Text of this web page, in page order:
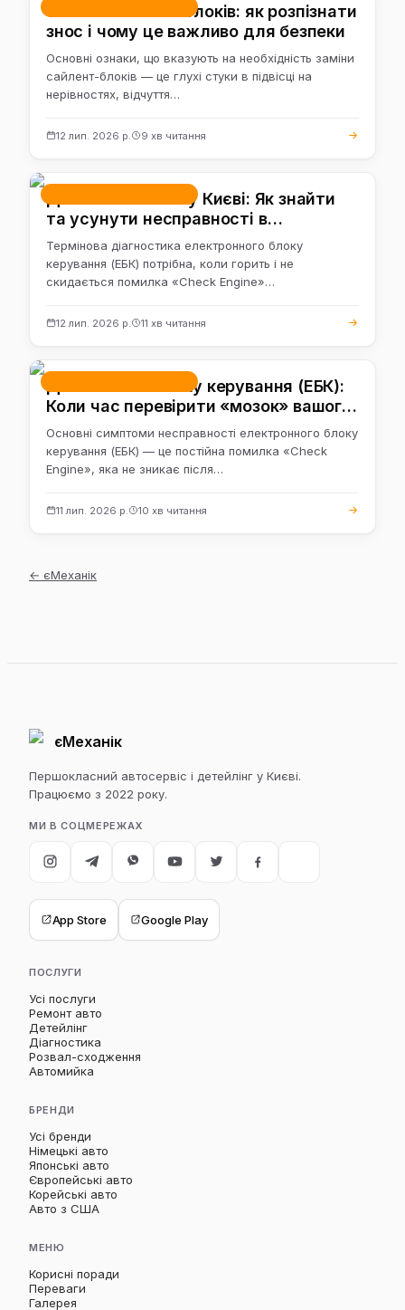
Заміна сайлент-блоків: як розпізнати
знос і чому це важливо для безпеки
Основні ознаки, що вказують на необхідність заміни
сайлент-блоків — це глухі стуки в підвісці на
нерівностях, відчуття…
12 лип. 2026 р. 9 хв читання
Діагностика ЕБК у Києві: Як знайти
та усунути несправності в
електроніці авто
Термінова діагностика електронного блоку
керування (ЕБК) потрібна, коли горить і не
скидається помилка «Check Engine»…
12 лип. 2026 р. 11 хв читання
Діагностика блоку керування (ЕБК):
Коли час перевірити «мозок» вашого
авто
Основні симптоми несправності електронного блоку
керування (ЕБК) — це постійна помилка «Check
Engine», яка не зникає після…
11 лип. 2026 р. 10 хв читання
← єМеханік
єМеханік
Першокласний автосервіс і детейлінг у Києві.
Працюємо з 2022 року.
МИ В СОЦМЕРЕЖАХ
App Store Google Play
ПОСЛУГИ
Усі послуги
Ремонт авто
Детейлінг
Діагностика
Розвал-сходження
Автомийка
БРЕНДИ
Усі бренди
Німецькі авто
Японські авто
Європейські авто
Корейські авто
Авто з США
МЕНЮ
Корисні поради
Переваги
Галерея